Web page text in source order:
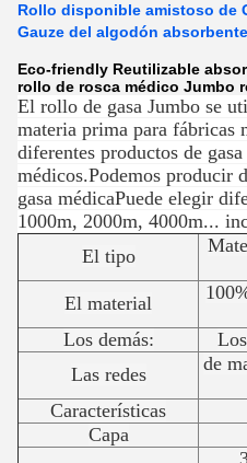
Rollo disponible amistoso de
Gauze del algodón
Eco-friendly Reutilizable
rollo de rosca médico Jumbo
El rollo de gasa Jumbo se
materia prima para fábricas
diferentes productos de
médicos.Podemos producir
gasa médicaPuede elegir
1000m, 2000m, 4000m...
El tipo
El material
Los demás:
Las redes
de
Características
Capa